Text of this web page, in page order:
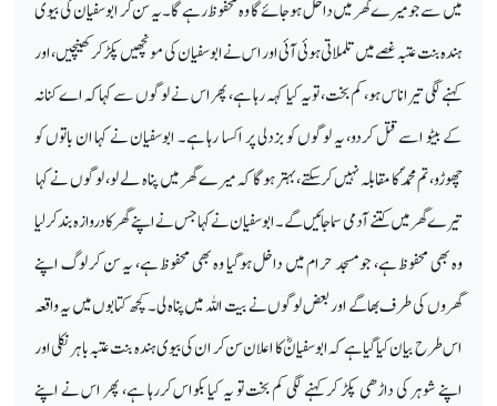
میں سے جو میرے گھر میں داخل ہوجائے گا وہ محفوظ رہے گا۔ یہ سن کر ابوسفیان کی بیوی
ہندہ بنت عتبہ غصے میں تلملاتی ہوئی آئی اور اس نے ابوسفیان کی مونچھیں پکڑ کر کھینچیں، اور
کہنے لگی تیرا ناس ہو، کم بخت، تو یہ کیا کہہ رہا ہے، پھر اس نے لوگوں سے کہا کہ اے کنانہ
کے بیٹو اسے قتل کردو، یہ لوگوں کو بزدلی پر اکسا رہا ہے۔ ابوسفیان نے کہا ان باتوں کو
چھوڑو، تم محمدؐ کا مقابلہ نہیں کرسکتے، بہتر ہوگا کہ میرے گھر میں پناہ لے لو، لوگوں نے کہا
تیرے گھر میں کتنے آدمی سما جائیں گے۔ ابوسفیان نے کہا جس نے اپنے گھر کا دروازہ بند کرلیا
وہ بھی محفوظ ہے، جو مسجد حرام میں داخل ہوگیا وہ بھی محفوظ ہے، یہ سن کر لوگ اپنے
گھروں کی طرف بھاگے اور بعض لوگوں نے بیت اللہ میں پناہ لی۔ کچھ کتابوں میں یہ واقعہ
اس طرح بیان کیا گیا ہے کہ ابوسفیانؓ کا اعلان سن کر ان کی بیوی ہندہ بنت عتبہ باہر نکلی اور
اپنے شوہر کی داڑھی پکڑ کر کہنے لگی کم بخت تو یہ کیا بکواس کررہا ہے، پھر اس نے اپنے